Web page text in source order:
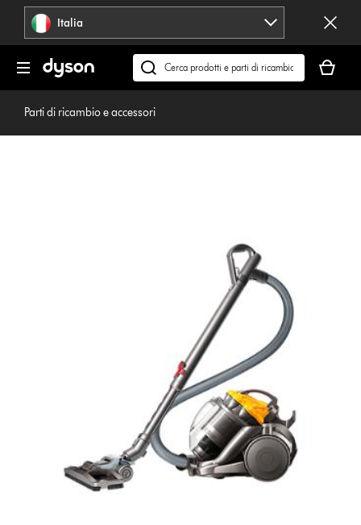
navigazione Italia
Cerca
su
dyson.it
carrello
è
Parti di ricambio e accessori